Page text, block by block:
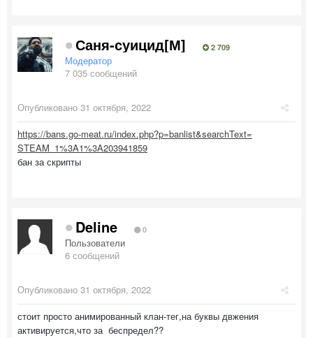
Саня-суицид[М] 2 709
Модератор
7 035 сообщений
Опубликовано 31 октября, 2022
https://bans.go-meat.ru/index.php?p=banlist&searchText=
STEAM_1%3A1%3A203941859
бан за скрипты
Deline 0
Пользователи
6 сообщений
Опубликовано 31 октября, 2022
стоит просто анимированный клан-тег,на буквы двжения
активируется,что за беспредел??